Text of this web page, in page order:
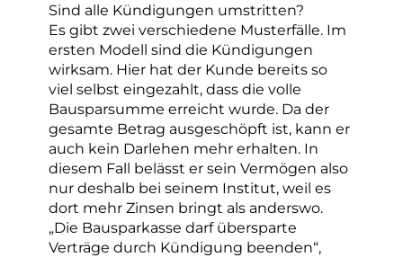
Sind alle Kündigungen umstritten?
Es gibt zwei verschiedene Musterfälle. Im
ersten Modell sind die Kündigungen
wirksam. Hier hat der Kunde bereits so
viel selbst eingezahlt, dass die volle
Bausparsumme erreicht wurde. Da der
gesamte Betrag ausgeschöpft ist, kann er
auch kein Darlehen mehr erhalten. In
diesem Fall belässt er sein Vermögen also
nur deshalb bei seinem Institut, weil es
dort mehr Zinsen bringt als anderswo.
„Die Bausparkasse darf übersparte
Verträge durch Kündigung beenden“,